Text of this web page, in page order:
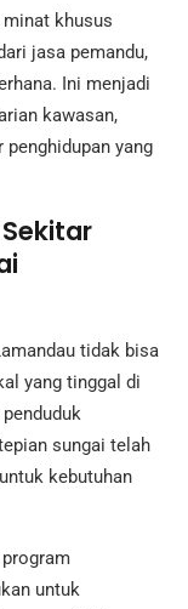
khusus
jasa pemandu,
Ini menjadi
kawasan,
yang
tidak bisa
yang tinggal di
sungai telah
kebutuhan
untuk